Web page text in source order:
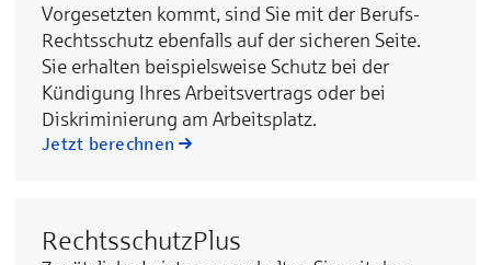
Vorgesetzten kommt, sind Sie mit der Berufs-
Rechtsschutz ebenfalls auf der sicheren Seite.
Sie erhalten beispielsweise Schutz bei der
Kündigung Ihres Arbeitsvertrags oder bei
Diskriminierung am Arbeitsplatz.
Jetzt berechnen
RechtsschutzPlus